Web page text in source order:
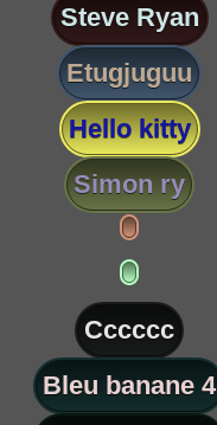
Steve Ryan
Etugjuguu
Hello kitty
Simon ry
Cccccc
Bleu banane 4